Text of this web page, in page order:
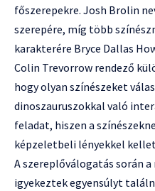
főszerepekre. Josh Brolin
szerepére, míg több
karakterére Bryce Dallas
Colin Trevorrow rendező
hogy olyan színészeket
dinoszauruszokkal való
feladat, hiszen a
képzeletbeli lényekkel
A szereplőválogatás során a
igyekeztek egyensúlyt